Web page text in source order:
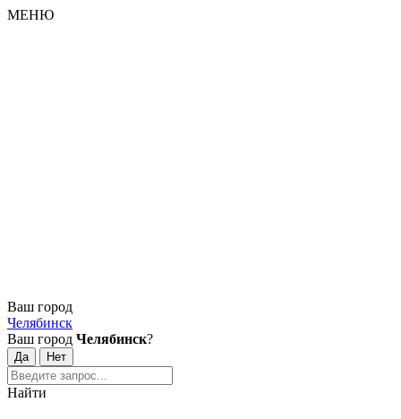
МЕНЮ
Ваш город
Челябинск
Ваш город Челябинск?
Найти